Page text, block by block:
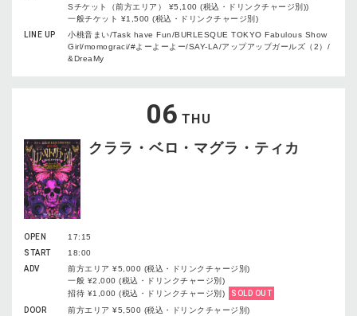
Sチケット（前方エリア） ¥5,100 (税込・ドリンクチャージ別))
一般チケット ¥1,500 (税込・ドリンクチャージ別)
LINE UP
小桃音まい/Task have Fun/BURLESQUE TOKYO Fabulous Show
Girl/momograci/#よーよーよー/SAY-LA/アップアップガールズ（2）/
&DreaMy
06 THU
クララ・ベロ・マグラ・ティカ
OPEN
17:15
START
18:00
ADV
前方エリア ¥5,000 (税込・ドリンクチャージ別)
一般 ¥2,000 (税込・ドリンクチャージ別)
招待 ¥1,000 (税込・ドリンクチャージ別)
SOLD OUT
DOOR
前方エリア ¥5,500 (税込・ドリンクチャージ別)